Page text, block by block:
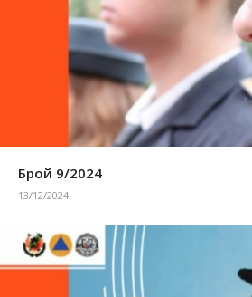
Брой 9/2024
13/12/2024